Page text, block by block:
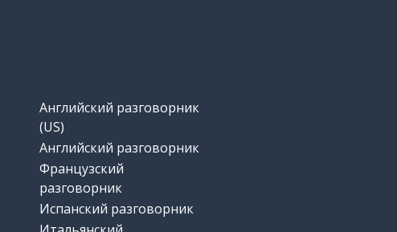
Английский разговорник
(US)
Английский разговорник
Французский
разговорник
Испанский разговорник